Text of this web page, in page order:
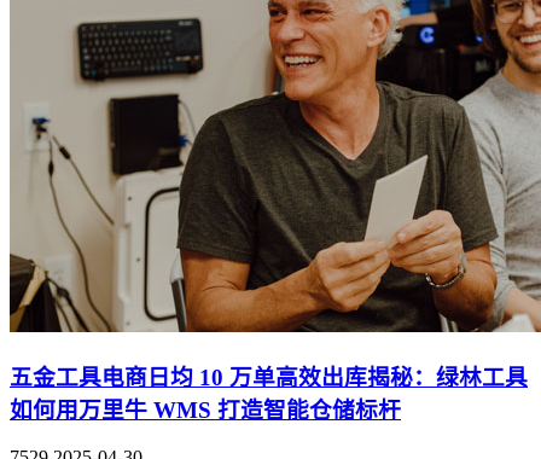
五金工具电商日均 10 万单高效出库揭秘：绿林工具
如何用万里牛 WMS 打造智能仓储标杆